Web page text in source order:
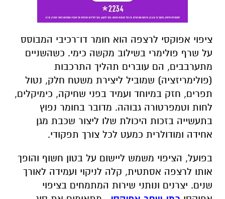
ציפוי אפוקסי לרצפה הוא חומר דו־רכיבי המבוסס
על שרף פולימרי בשילוב מקשה כימי. כשהשניים
מתערבבים, הם עוברים תהליך התרכבות
(פולימריזציה) שמוביל ליצירת משטח חלק, נטול
תפרים, חזק במיוחד ועמיד בפני שחיקה, כימיקלים,
לחות וטמפרטורה גבוהה. מדובר בחומר נפוץ
בתעשייה בזכות היכולת שלו ליצור שכבת מגן
אחידה ומודולרית כמעט לכל צורך תפקודי.
בפועל, הציפוי משמש ליישום על בטון חשוף והופך
אותו לרצפה אסתטית, קלה לניקוי ועמידה לאורך
שנים. יצרנים ונותני שירות המתמחים בציפוי